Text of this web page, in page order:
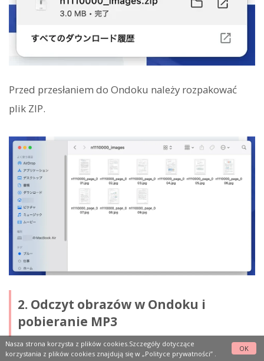
Przed przesłaniem do Ondoku należy rozpakować
plik ZIP.
2. Odczyt obrazów w Ondoku i
pobieranie MP3
Nasza strona korzysta z plików cookies.Szczegóły dotyczące
korzystania z plików cookies znajdują się w „Polityce prywatności”.
OK